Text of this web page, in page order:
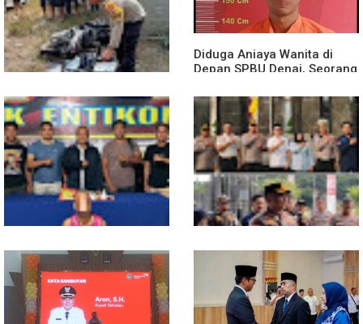
Truk Kontainer Oleng Tabrak
Vario, Warga Kapuas
Meninggal di Dusun Mak
Tampong
Diduga Aniaya Wanita di
Depan SPBU Denai, Seorang
Medan Area
Polsek Entikong Gagalkan
Peredaran Sabu 151,76
Gram di Perbatasan
Kunker Perdana ke
Entikong, Kapolres Sanggau:
Keamanan Perbatasan